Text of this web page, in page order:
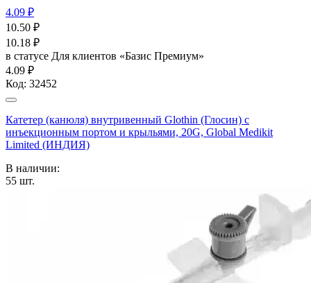
4.09 ₽
10.50 ₽
10.18 ₽
в статусе Для клиентов «Базис Премиум»
4.09 ₽
Код: 32452
Катетер (канюля) внутривенный Glothin (Глосин) с
инъекционным портом и крыльями, 20G, Global Medikit
Limited (ИНДИЯ)
В наличии:
55 шт.